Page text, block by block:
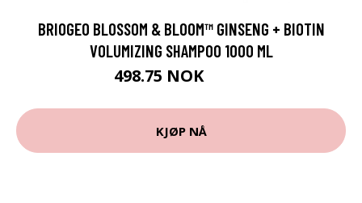
BRIOGEO BLOSSOM & BLOOM™ GINSENG + BIOTIN
VOLUMIZING SHAMPOO 1000 ML
498.75 NOK
KJØP NÅ